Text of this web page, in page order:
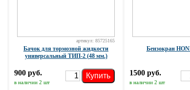
артикул: 85725165
Бачок для тормозной жидкости
универсальный ТИП-2 (48 мм.)
900 руб.
в наличии 2 шт
Купить
Бензокран
1500 руб.
в наличии 2 шт